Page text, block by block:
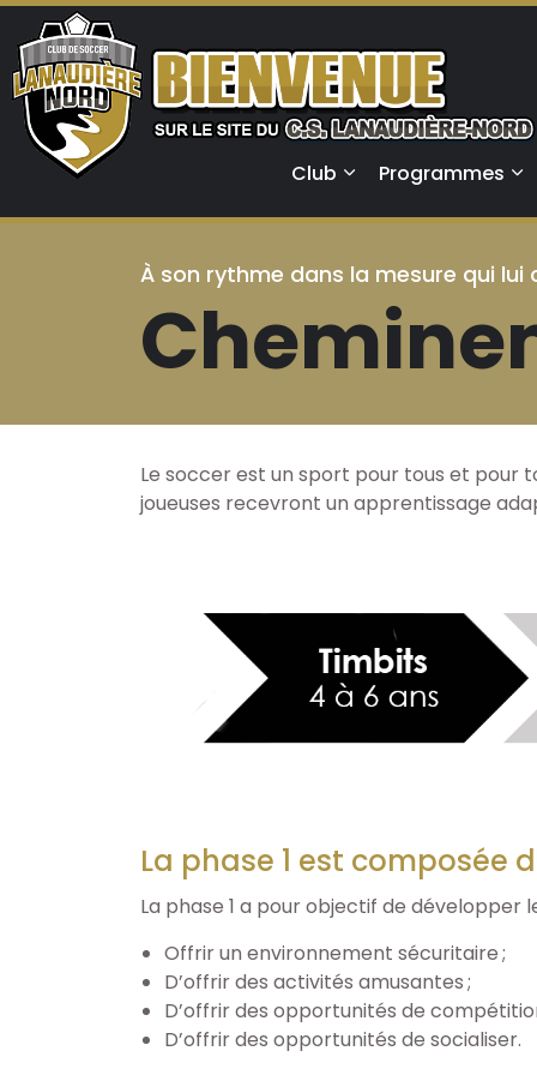
Club Programmes
À son rythme dans la mesure qui lui
Le soccer est un sport pour tous et pour
joueuses recevront un apprentissage
La phase 1 est composée
La phase 1 a pour objectif de développer
Offrir un environnement sécuritaire ;
D’offrir des activités amusantes ;
D’offrir des opportunités de
D’offrir des opportunités de socialiser.